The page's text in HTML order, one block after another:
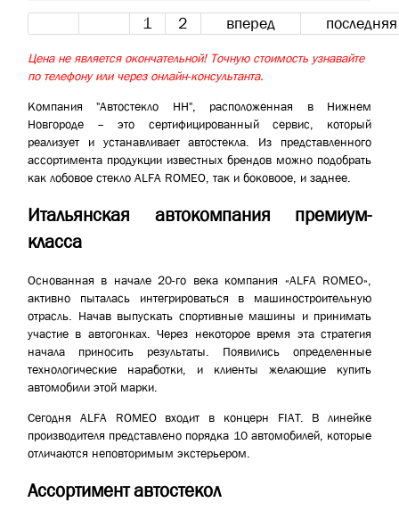
1 2 вперед последняя
Цена не является окончательной! Точную стоимость узнавайте
по телефону или через онлайн-консультанта.
Компания "Автостекло НН", расположенная в Нижнем
Новгороде – это сертифицированный сервис, который
реализует и устанавливает автостекла. Из представленного
ассортимента продукции известных брендов можно подобрать
как лобовое стекло ALFA ROMEO, так и боковоое, и заднее.
Итальянская автокомпания премиум-
класса
Основанная в начале 20-го века компания «ALFA ROMEO»,
активно пыталась интегрироваться в машиностроительную
отрасль. Начав выпускать спортивные машины и принимать
участие в автогонках. Через некоторое время эта стратегия
начала приносить результаты. Появились определенные
технологические наработки, и клиенты желающие купить
автомобили этой марки.
Сегодня ALFA ROMEO входит в концерн FIAT. В линейке
производителя представлено порядка 10 автомобилей, которые
отличаются неповторимым экстерьером.
Ассортимент автостекол